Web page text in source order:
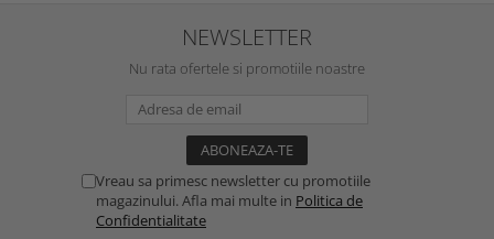
NEWSLETTER
Nu rata ofertele si promotiile noastre
Vreau sa primesc newsletter cu promotiile
magazinului. Afla mai multe in Politica de
Confidentialitate